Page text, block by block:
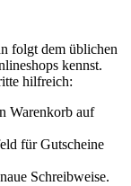
folgt dem üblichen
kennst.
hilfreich:
Warenkorb auf
für Gutscheine
Schreibweise.